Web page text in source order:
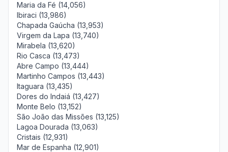
Maria da Fé (14,056)
Ibiraci (13,986)
Chapada Gaúcha (13,953)
Virgem da Lapa (13,740)
Mirabela (13,620)
Rio Casca (13,473)
Abre Campo (13,444)
Martinho Campos (13,443)
Itaguara (13,435)
Dores do Indaiá (13,427)
Monte Belo (13,152)
São João das Missões (13,125)
Lagoa Dourada (13,063)
Cristais (12,931)
Mar de Espanha (12,901)